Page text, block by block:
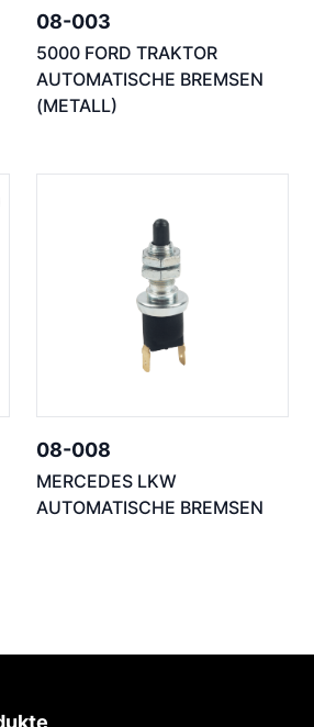
08-003
5000 FORD TRAKTOR
AUTOMATISCHE BREMSEN
(METALL)
08-008
MERCEDES LKW
AUTOMATISCHE BREMSEN